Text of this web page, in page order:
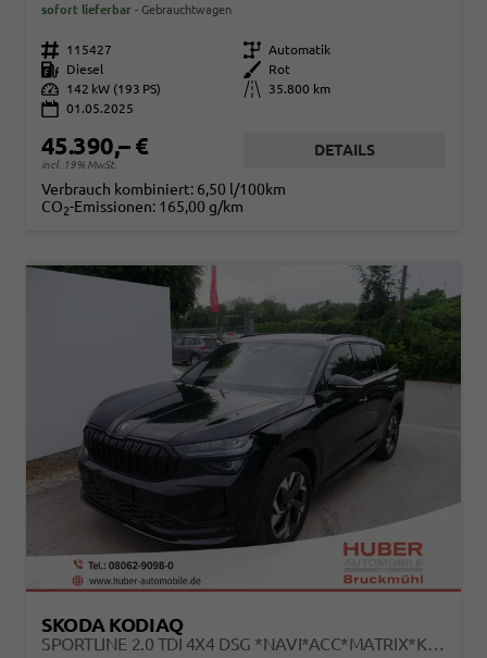
sofort lieferbar Gebrauchtwagen
Fahrzeugnr. 115427 Getriebe Automatik
Kraftstoff
Diesel Außenfarbe
Rot
Leistung
142 kW (193 PS) Kilometerstand
35.800 km
01.05.2025
45.390,– €
incl. 19% MwSt.
DETAILS
Verbrauch kombiniert: 6,50 l/100km
CO2-Emissionen: 165,00 g/km
SKODA KODIAQ
SPORTLINE 2.0 TDI 4X4 DSG *NAVI*ACC*MATRIX*KAMERA*AHK*EL.-HECKKLAPPE